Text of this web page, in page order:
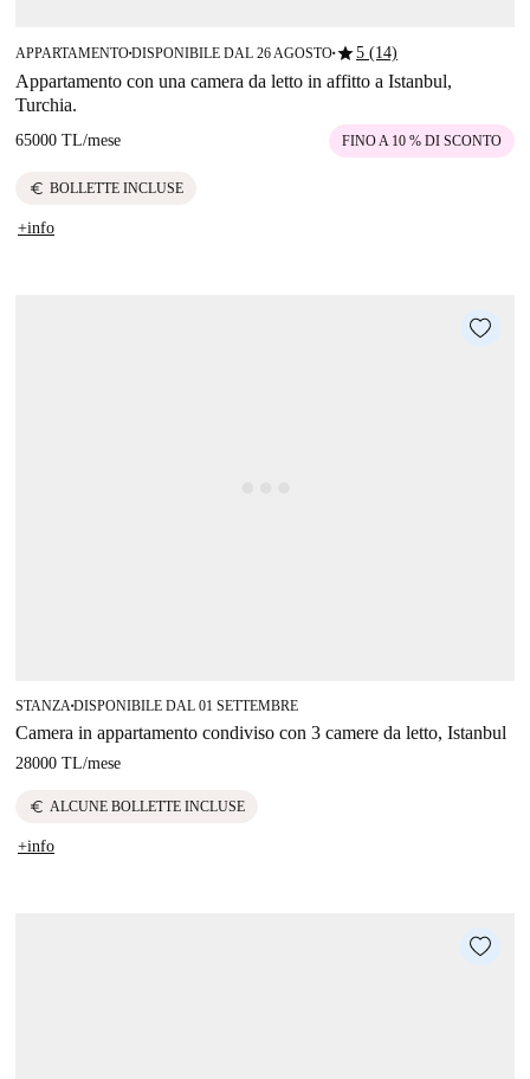
APPARTAMENTO■DISPONIBILE DAL 26 AGOSTO■star5 (14)
Appartamento con una camera da letto in affitto a Istanbul,
Turchia.
65000 TL/mese FINO A 10 % DI SCONTO
euro BOLLETTE INCLUSE
+info
STANZA■DISPONIBILE DAL 01 SETTEMBRE
Camera in appartamento condiviso con 3 camere da letto, Istanbul
28000 TL/mese
euro ALCUNE BOLLETTE INCLUSE
+info